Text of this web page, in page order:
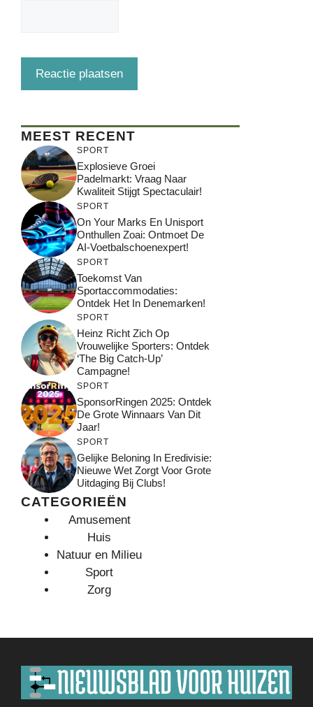
MEEST RECENT
SPORT
Explosieve Groei
Padelmarkt: Vraag Naar
Kwaliteit Stijgt Spectaculair!
SPORT
On Your Marks En Unisport
Onthullen Zoai: Ontmoet De
AI-Voetbalschoenexpert!
SPORT
Toekomst Van
Sportaccommodaties:
Ontdek Het In Denemarken!
SPORT
Heinz Richt Zich Op
Vrouwelijke Sporters: Ontdek
‘The Big Catch-Up’
Campagne!
SPORT
SponsorRingen 2025: Ontdek
De Grote Winnaars Van Dit
Jaar!
SPORT
Gelijke Beloning In Eredivisie:
Nieuwe Wet Zorgt Voor Grote
Uitdaging Bij Clubs!
CATEGORIEËN
Amusement
Huis
Natuur en Milieu
Sport
Zorg